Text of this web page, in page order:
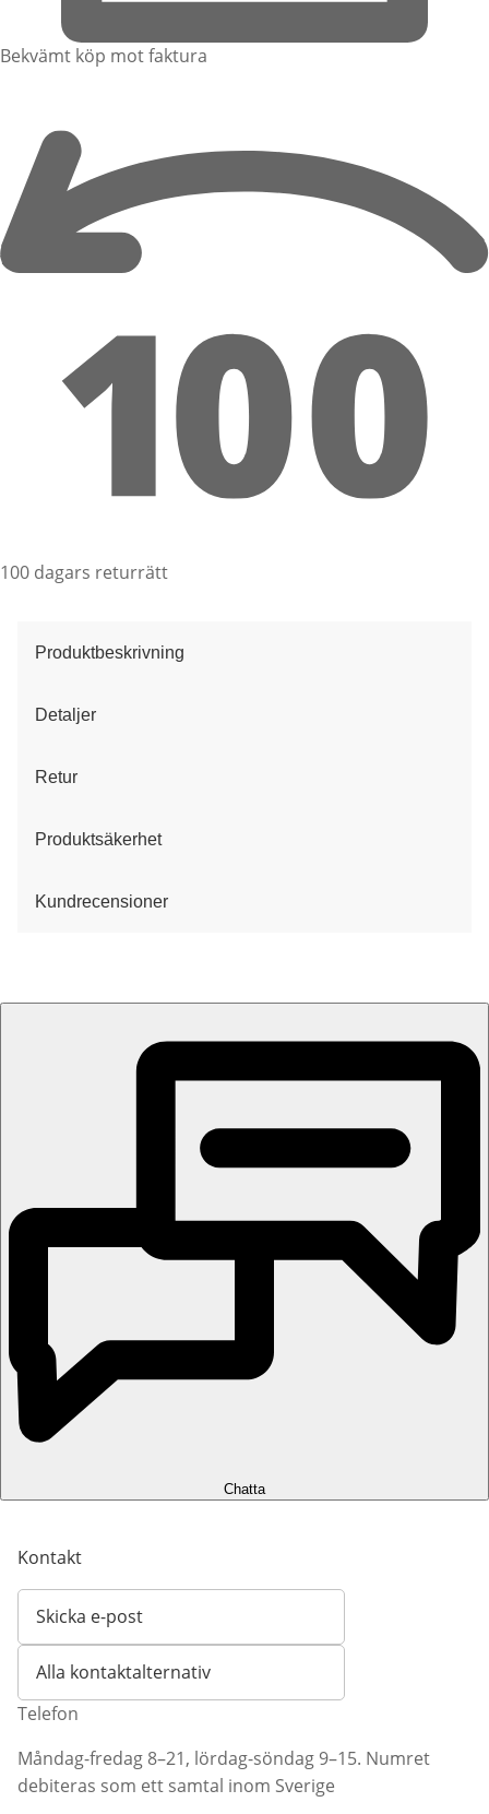
Bekvämt köp mot faktura
100 dagars returrätt
Produktbeskrivning
Detaljer
Retur
Produktsäkerhet
Kundrecensioner
Chatta
Kontakt
Skicka e-post
Öppnar e-postklient
Alla kontaktalternativ
Telefon
Måndag-fredag 8–21, lördag-söndag 9–15. Numret
debiteras som ett samtal inom Sverige